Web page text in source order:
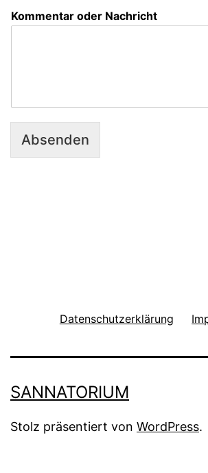
Kommentar oder Nachricht
Absenden
Datenschutzerklärung
SANNATORIUM
Stolz präsentiert von WordPress.